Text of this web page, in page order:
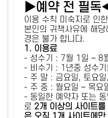
▶예약 전 필독
이용 수칙 미숙지로 인
본인의 귀책사유에 해
경은 불가 합니다.
1. 이용료
- 성수기 : 7월 1일 ~ 8
- 비수기 : 1년중 성수
- 주 말 : 금요일, 토요
- 주 중 : 월요일 ~ 목요
- 동일한 예약자 또는
로 2개 이상의 사이트